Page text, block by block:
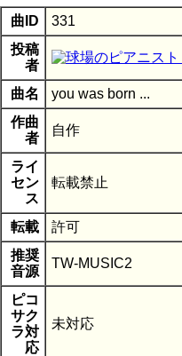
曲ID
331
投稿
者
曲名
you was born ...
作曲
者
自作
ライ
セン
ス
転載禁止
転載
許可
推奨
音源
TW-MUSIC2
ピコ
サク
ラ対
応
未対応